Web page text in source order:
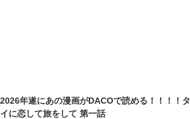
2026年遂にあの漫画がDACOで読める！！！！タ
イに恋して旅をして 第一話